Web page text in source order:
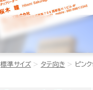
標準サイズ タテ向き ピン